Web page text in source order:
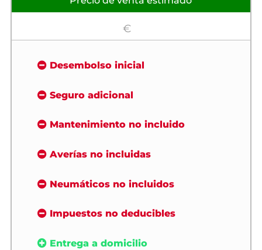
€
Desembolso inicial
Seguro adicional
Mantenimiento no incluido
Averías no incluidas
Neumáticos no incluidos
Impuestos no deducibles
Entrega a domicilio